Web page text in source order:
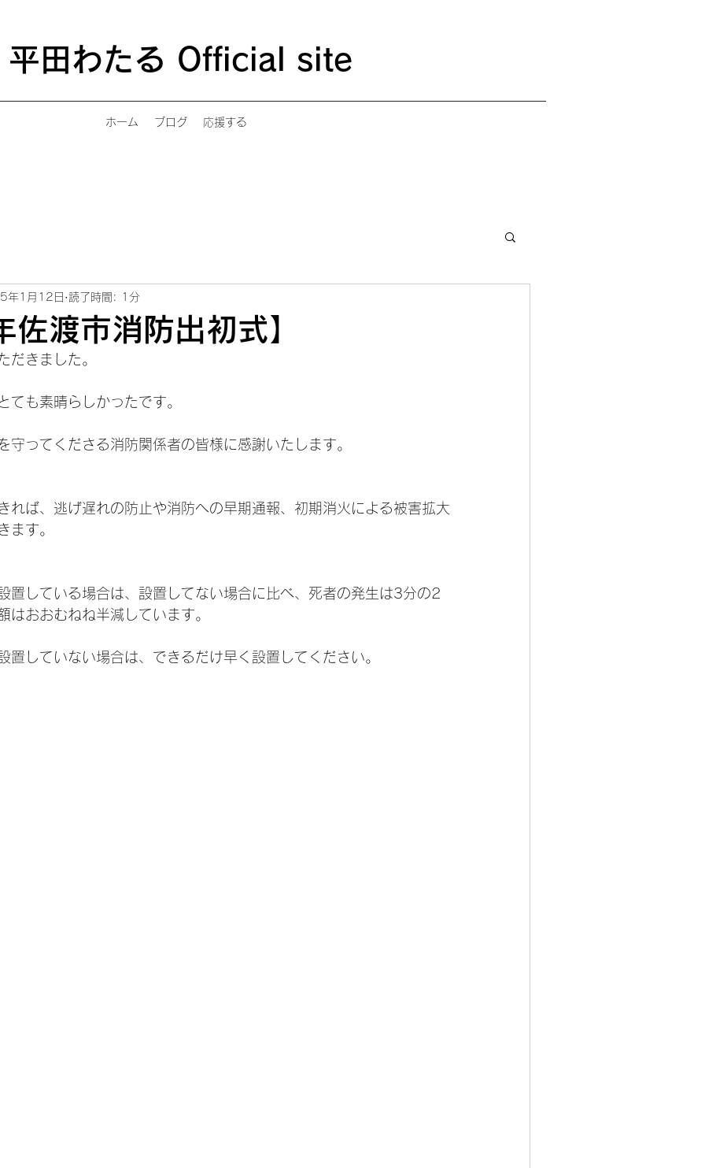
平田わたる Official site
ホーム ブログ 応援する
佐渡市消防出初式】
年1月12日 読了時間: 1分
だきました。
ても素晴らしかったです。
守ってくださる消防関係者の皆様に感謝いたします。
れば、逃げ遅れの防止や消防への早期通報、初期消火による被害拡大
ます。
置している場合は、設置してない場合に比べ、死者の発生は3分の2
はおおむねね半減しています。
置していない場合は、できるだけ早く設置してください。